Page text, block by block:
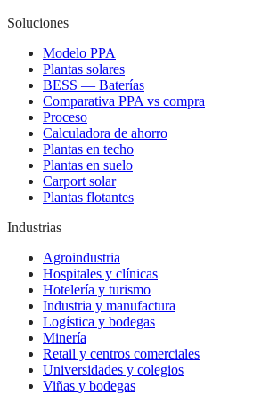
Soluciones
Modelo PPA
Plantas solares
BESS — Baterías
Comparativa PPA vs compra
Proceso
Calculadora de ahorro
Plantas en techo
Plantas en suelo
Carport solar
Plantas flotantes
Industrias
Agroindustria
Hospitales y clínicas
Hotelería y turismo
Industria y manufactura
Logística y bodegas
Minería
Retail y centros comerciales
Universidades y colegios
Viñas y bodegas